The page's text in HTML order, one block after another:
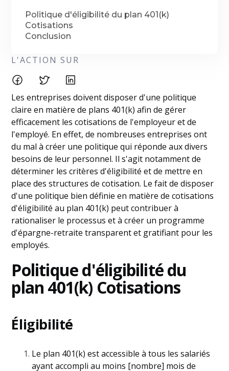
Politique d'éligibilité du plan 401(k)
Cotisations
Conclusion
L'ACTION SUR
Les entreprises doivent disposer d'une politique
claire en matière de plans 401(k) afin de gérer
efficacement les cotisations de l'employeur et de
l'employé. En effet, de nombreuses entreprises ont
du mal à créer une politique qui réponde aux divers
besoins de leur personnel. Il s'agit notamment de
déterminer les critères d'éligibilité et de mettre en
place des structures de cotisation. Le fait de disposer
d'une politique bien définie en matière de cotisations
d'éligibilité au plan 401(k) peut contribuer à
rationaliser le processus et à créer un programme
d'épargne-retraite transparent et gratifiant pour les
employés.
Politique d'éligibilité du
plan 401(k) Cotisations
Éligibilité
Le plan 401(k) est accessible à tous les salariés
ayant accompli au moins [nombre] mois de